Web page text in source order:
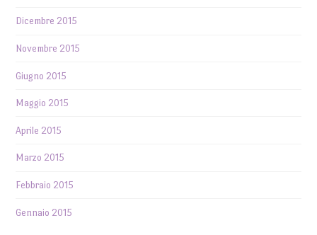
Dicembre 2015
Novembre 2015
Giugno 2015
Maggio 2015
Aprile 2015
Marzo 2015
Febbraio 2015
Gennaio 2015